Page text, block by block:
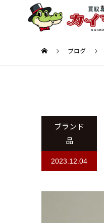
ブログ
ブランド
品
2023.12.04